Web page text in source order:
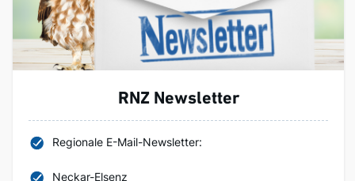
RNZ Newsletter
Regionale E-Mail-Newsletter:
Neckar-Elsenz